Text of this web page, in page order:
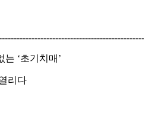
‘초기치매’
리다